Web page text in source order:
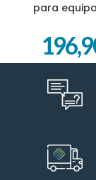
para